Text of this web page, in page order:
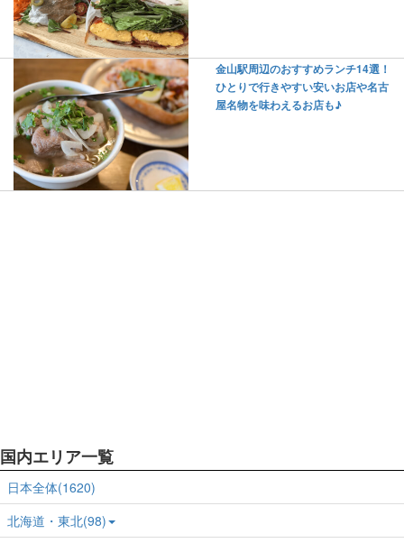
金山駅周辺のおすすめランチ14選！
ひとりで行きやすい安いお店や名古
屋名物を味わえるお店も♪
国内エリア一覧
日本全体(1620)
北海道・東北(98)